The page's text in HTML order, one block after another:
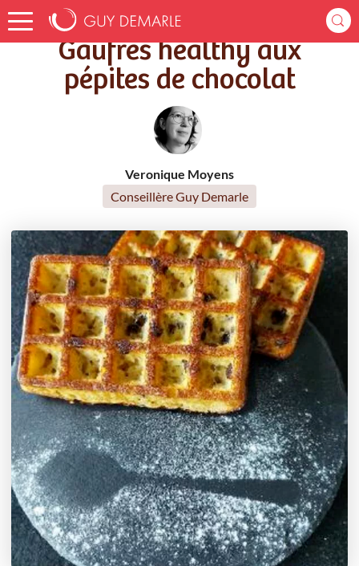
Accueil Recettes Gaufres healthy aux pépites de chocolat
Gaufres healthy aux
pépites de chocolat
Veronique Moyens
Conseillère Guy Demarle